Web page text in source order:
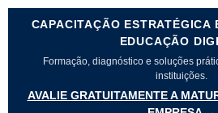
CAPACITAÇÃO ESTRATÉGICA
EDUCAÇÃO
Formação, diagnóstico e soluções
instituições.
AVALIE GRATUITAMENTE A